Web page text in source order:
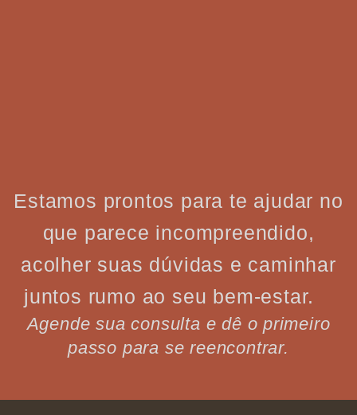
Estamos prontos para te ajudar no
que parece incompreendido,
acolher suas dúvidas e caminhar
juntos rumo ao seu bem-estar.
Agende sua consulta e dê o primeiro
passo para se reencontrar.